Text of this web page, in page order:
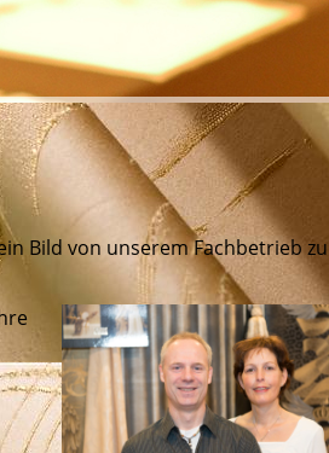
Bild von unserem Fachbetrieb zu